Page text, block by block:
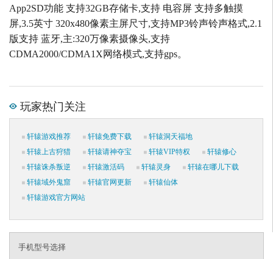
App2SD功能 支持32GB存储卡,支持 电容屏 支持多触摸
屏,3.5英寸 320x480像素主屏尺寸,支持MP3铃声铃声格式,2.1
版支持 蓝牙,主:320万像素摄像头,支持
CDMA2000/CDMA1X网络模式,支持gps。
玩家热门关注
轩辕游戏推荐 轩辕免费下载
轩辕洞天福地
轩辕上古狩猎
轩辕请神夺宝 轩辕VIP特权
轩辕修心
轩辕诛杀叛逆
轩辕激活码 轩辕灵身
轩辕在哪儿下载
轩辕域外鬼窟
轩辕官网更新
轩辕仙体
轩辕游戏官方网站
手机型号选择